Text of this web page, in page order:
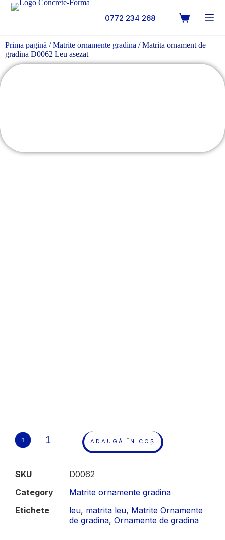
0772 234 268
Prima pagină /Matrite ornamente gradina / Matrita ornament de
gradina D0062 Leu asezat
ADAUGĂ ÎN COȘ
SKU
D0062
Category
Matrite ornamente gradina
Etichete
leu, matrita leu, Matrite Ornamente
de gradina, Ornamente de gradina